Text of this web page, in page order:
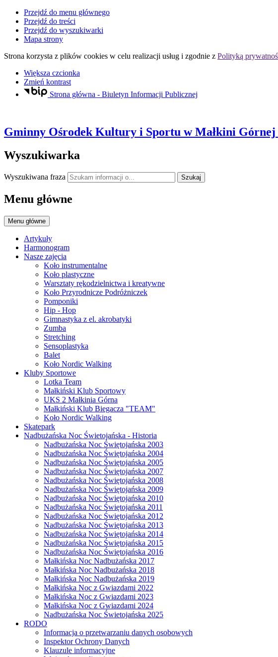
Przejdź do menu głównego
Przejdź do treści
Przejdź do wyszukiwarki
Mapa strony
Strona korzysta z plików cookies w celu realizacji usług i zgodnie z Polityką
Większa czcionka
Zmień kontrast
Strona główna - Biuletyn Informacji Publicznej
Gminny Ośrodek Kultury i Sportu w Małkini Górnej
Wyszukiwarka
Wyszukiwana fraza Szukaj
Menu główne
Menu główne
Artykuły
Harmonogram
Nasze zajęcia
Koło instrumentalne
Koło plastyczne
Warsztaty rękodzielnictwa i kreatywne
Koło Przyrodnicze Podróżniczek
Pomponiki
Hip - Hop
Gimnastyka z el. akrobatyki
Zumba
Stretching
Sensoplastyka
Balet
Koło Nordic Walking
Kluby Sportowe
Lotka Team
Małkiński Klub Sportowy
UKS 2 Małkinia Górna
Małkiński Klub Biegacza "TEAM"
Koło Nordic Walking
Skatepark
Nadbużańska Noc Świetojańska - Historia
Nadbużańska Noc Świętojańska 2003
Nadbużańska Noc Świętojańska 2004
Nadbużańska Noc Świętojańska 2005
Nadbużańska Noc Świętojańska 2007
Nadbużańska Noc Świętojańska 2008
Nadbużańska Noc Świętojańska 2009
Nadbużańska Noc Świętojańska 2010
Nadbużańska Noc Świętojańska 2011
Nadbużańska Noc Świętojańska 2012
Nadbużańska Noc Świętojańska 2013
Nadbużańska Noc Świętojańska 2014
Nadbużańska Noc Świętojańska 2015
Nadbużańska Noc Świętojańska 2016
Małkińska Noc Nadbużańska 2017
Małkińska Noc Nadbużańska 2018
Małkińska Noc Nadbużańska 2019
Małkińska Noc z Gwiazdami 2022
Małkińska Noc z Gwiazdami 2023
Małkińska Noc z Gwiazdami 2024
Nadbużańska Noc Świetojańska 2025
RODO
Informacja o przetwarzaniu danych osobowych
Inspektor Ochrony Danych
Klauzule informacyjne